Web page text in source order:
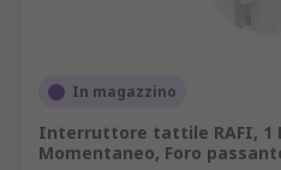
In magazzino
Interruttore tattile RAFI, 1
Momentaneo, Foro